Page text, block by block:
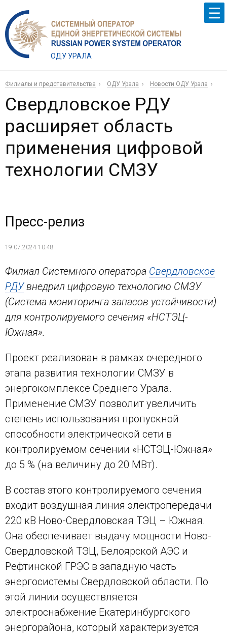
ОДУ УРАЛА
Филиалы и представительства ОДУ Урала Новости ОДУ Урала
Свердловское РДУ
расширяет область
применения цифровой
технологии СМЗУ
Пресс-релиз
19.07.2024 10:48
Филиал Системного оператора Свердловское
РДУвнедрил цифровую технологию СМЗУ
(Система мониторинга запасов устойчивости)
для контролируемого сечения «НСТЭЦ-
Южная».
Проект реализован в рамках очередного
этапа развития технологии СМЗУ в
энергокомплексе Среднего Урала.
Применение СМЗУ позволит увеличить
степень использования пропускной
способности электрической сети в
контролируемом сечении «НСТЭЦ-Южная»
до 5 % (на величину до 20 МВт).
В состав этого контролируемого сечения
входит воздушная линия электропередачи
220 кВ Ново-Свердловская ТЭЦ – Южная.
Она обеспечивает выдачу мощности Ново-
Свердловской ТЭЦ, Белоярской АЭС и
Рефтинской ГРЭС в западную часть
энергосистемы Свердловской области. По
этой линии осуществляется
электроснабжение Екатеринбургского
энергорайона, который характеризуется